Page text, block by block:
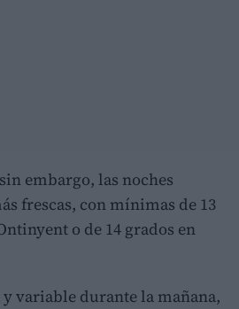
embargo, las noches
frescas, con mínimas de 13
o de 14 grados en
variable durante la mañana,